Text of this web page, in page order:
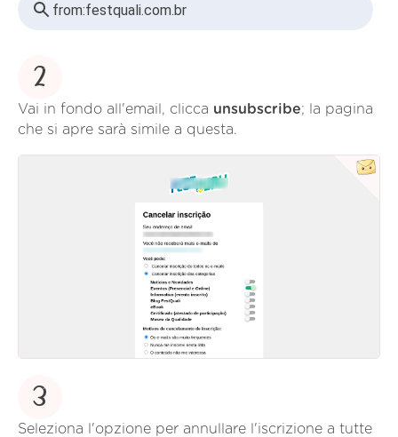
from:festquali.com.br
2
Vai in fondo all'email, clicca unsubscribe; la pagina
che si apre sarà simile a questa.
3
Seleziona l'opzione per annullare l'iscrizione a tutte